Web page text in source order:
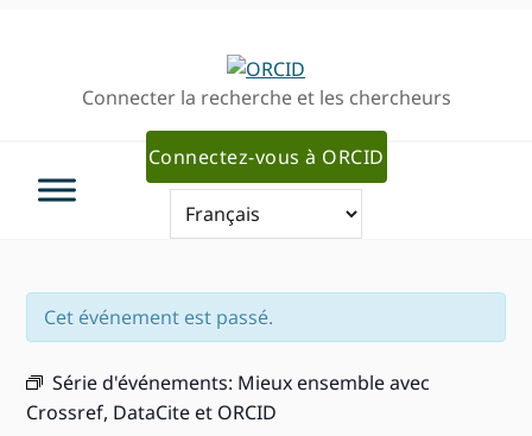
navigationConnecter la recherche et les chercheurs
Connectez-vous à ORCID
Cet événement est passé.
Série d'événements: Mieux ensemble avec
Crossref, DataCite et ORCID